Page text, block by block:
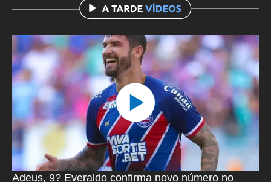
Adeus, 9? Everaldo confirma novo número no